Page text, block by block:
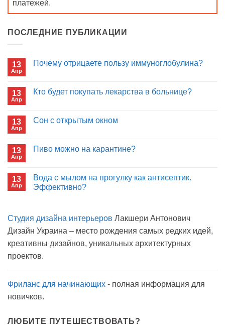
платежей.
ПОСЛЕДНИЕ ПУБЛИКАЦИИ
13
Апр
Почему отрицаете пользу иммуноглобулина?
Почему
13
Апр
Кто будет покупать лекарства в больнице?
Кто
в
13
Апр
Сон с открытым окном
Сон
13
Апр
Пиво можно на карантине?
Пиво
можно
13
Апр
Вода с мылом на прогулку как антисептик.
Эффективно?
Вода
мылом
прогулку
антисептик.
Студия дизайна интерьеров Лакшери Антонович
Дизайн Украина – место рождения самых редких идей,
креативны дизайнов, уникальных архитектурных
проектов.
Фриланс для начинающих - полная информация для
новичков.
ЛЮБИТЕ ПУТЕШЕСТВОВАТЬ?